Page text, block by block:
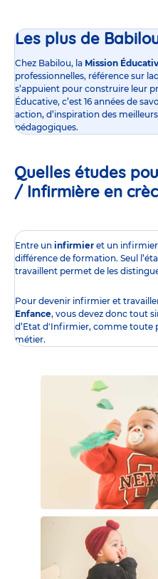
Les plus de
Chez Babilou, la Mission
professionnelles, référence sur
s’appuient pour construire leur
Éducative, c’est 16 années de
action, d’inspiration des
pédagogiques.
Quelles études
/ Infirmière en
Entre un infirmier et un infirmier
différence de formation. Seul
travaillent permet de les
Pour devenir infirmier et
Enfance, vous devez donc tout
d’Etat d'Infirmier, comme toute
métier.